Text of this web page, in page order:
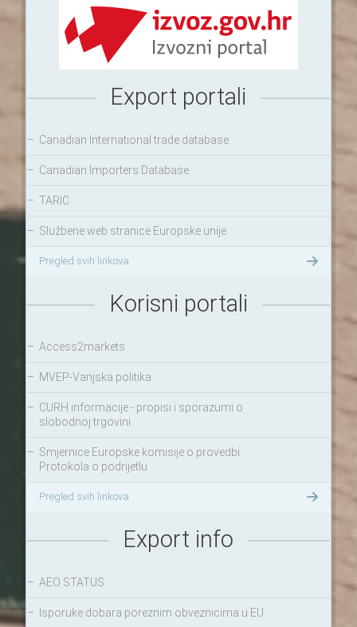
Export portali
– Canadian International trade database
– Canadian Importers Database
– TARIC
– Službene web stranice Europske unije
Pregled svih linkova
Korisni portali
– Access2markets
– MVEP-Vanjska politika
– CURH informacije - propisi i sporazumi o
slobodnoj trgovini
– Smjernice Europske komisije o provedbi
Protokola o podrijetlu
Pregled svih linkova
Export info
– AEO STATUS
– Isporuke dobara poreznim obveznicima u EU